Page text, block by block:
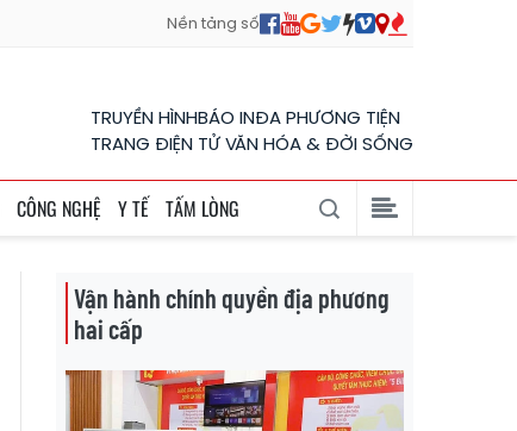
Nền tảng số
TRUYỀN HÌNHBÁO INĐA PHƯƠNG TIỆN
TRANG ĐIỆN TỬ VĂN HÓA & ĐỜI SỐNG
CÔNG NGHỆ Y TẾ TẤM LÒNG
Vận hành chính quyền địa phương
hai cấp